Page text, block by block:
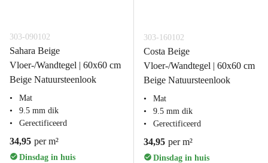
303-090102
Sahara Beige
Vloer-/Wandtegel | 60x60 cm
Beige Natuursteenlook
Mat
9.5 mm dik
Gerectificeerd
34,95 per m²
Dinsdag in huis
303-160102
Costa Beige
Vloer-/Wandtegel | 60x60 cm
Beige Natuursteenlook
Mat
9.5 mm dik
Gerectificeerd
34,95 per m²
Dinsdag in huis